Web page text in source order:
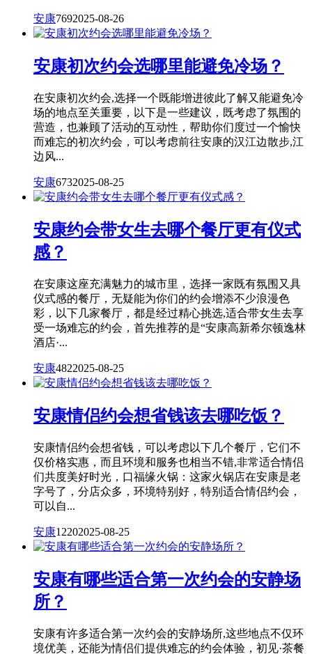
安康7692025-08-26
安康初次约会选哪里能避免冷场？
在安康初次约会,选择一个既能增进彼此了解又能避免冷
场的地点至关重要，以下是一些建议，既考虑了氛围的
营造，也兼顾了活动的互动性，帮助你们度过一个愉快
而难忘的初次约会，可以考虑前往安康的汉江边散步,江
边风...
安康6732025-08-25
安康约会带女生去哪个餐厅更有仪式
感？
在安康这座充满魅力的城市里，选择一家既有氛围又具
仪式感的餐厅，无疑能为你们的约会增添不少浪漫色
彩，以下几家餐厅，都是经过精心挑选,适合带女生去享
受一场难忘的约会，首先推荐的是“安康高新希尔顿逸林
酒店·...
安康4822025-08-25
安康情侣约会想省钱该去哪吃饭？
安康情侣约会想省钱，可以考虑以下几个餐厅，它们不
仅价格实惠，而且环境和服务也相当不错,非常适合情侣
们共度美好时光，口福缘火锅：这家火锅店在安康是老
字号了，分店众多，环境特别好，特别适合情侣约会，
可以自...
安康12202025-08-25
安康有哪些适合第一次约会的安静场
所？
安康有许多适合第一次约会的安静场所,这些地点不仅环
境优美，还能为情侣们提供难忘的约会体验，初见·茶餐